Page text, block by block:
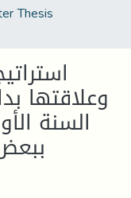
Thesis
وعلاقتها
السنة